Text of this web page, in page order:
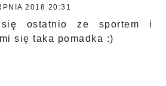
2018 20:31
się ostatnio ze sportem i
się taka pomadka :)